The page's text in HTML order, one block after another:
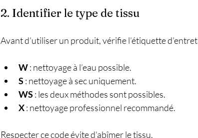
2. Identifier le type de tissu
Avant d’utiliser un produit, vérifie l’étiquette
W : nettoyage à l’eau possible.
S : nettoyage à sec uniquement.
WS : les deux méthodes sont possibles.
X : nettoyage professionnel recommandé.
Respecter ce code évite d’abîmer le tissu.